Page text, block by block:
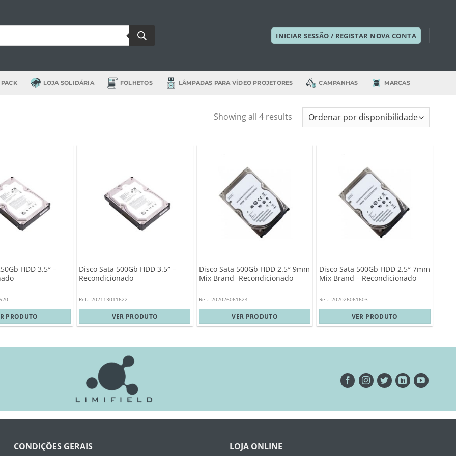
INICIAR SESSÃO / REGISTAR NOVA CONTA
LOJA SOLIDÁRIA FOLHETOS LÂMPADAS PARA VÍDEO PROJETORES CAMPANHAS MARCAS
Showing all 4 results
HDD 3.5″ –
PRODUTO
Disco Sata 500Gb HDD 3.5″ –
Recondicionado
Ref.: 202113011622
VER PRODUTO
Disco Sata 500Gb HDD 2.5″ 9mm
Mix Brand -Recondicionado
Ref.: 202026061624
VER PRODUTO
Disco Sata 500Gb HDD 2.5″ 7mm
Mix Brand – Recondicionado
Ref.: 202026061603
VER PRODUTO
CONDIÇÕES GERAIS LOJA ONLINE